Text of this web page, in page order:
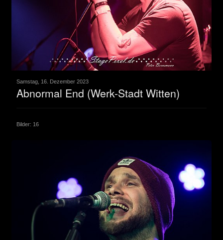
Samstag, 16. Dezember 2023
Abnormal End (Werk-Stadt Witten)
Bilder: 16